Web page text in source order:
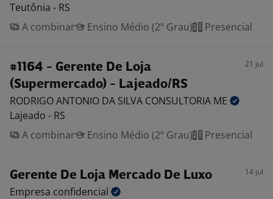
Teutônia - RS
A combinar
Ensino Médio (2º Grau) Presencial
#1164 - Gerente De Loja
(Supermercado) - Lajeado/RS
21 jul
RODRIGO ANTONIO DA SILVA CONSULTORIA ME
Lajeado - RS
A combinar
Ensino Médio (2º Grau) Presencial
Gerente De Loja Mercado De Luxo 14 jul
Empresa confidencial